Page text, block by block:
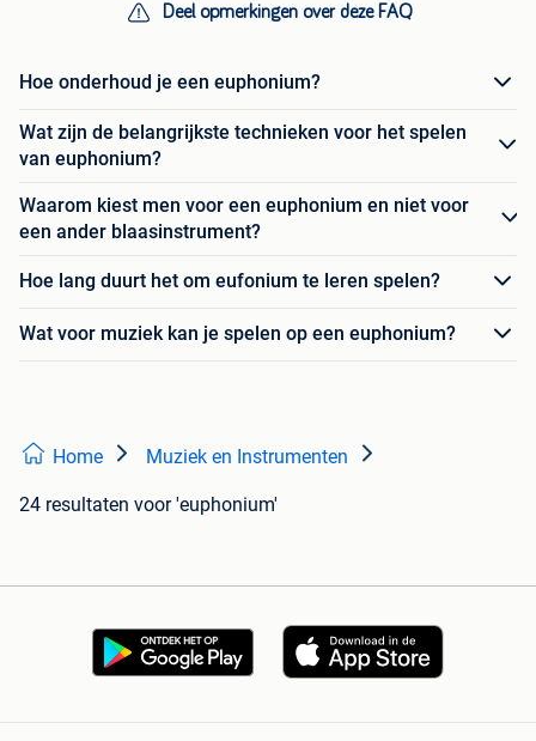
Deel opmerkingen over deze FAQ
Hoe onderhoud je een euphonium?
Wat zijn de belangrijkste technieken voor het spelen
van euphonium?
Waarom kiest men voor een euphonium en niet voor
een ander blaasinstrument?
Hoe lang duurt het om eufonium te leren spelen?
Wat voor muziek kan je spelen op een euphonium?
Home Muziek en Instrumenten
24 resultaten voor 'euphonium'